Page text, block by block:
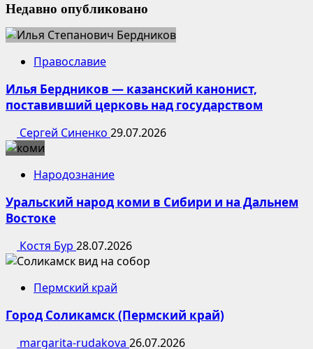
Недавно опубликовано
Православие
Илья Бердников — казанский канонист,
поставивший церковь над государством
Сергей Синенко 29.07.2026
Народознание
Уральский народ коми в Сибири и на Дальнем
Востоке
Костя Бур 28.07.2026
Пермский край
Город Соликамск (Пермский край)
margarita-rudakova 26.07.2026